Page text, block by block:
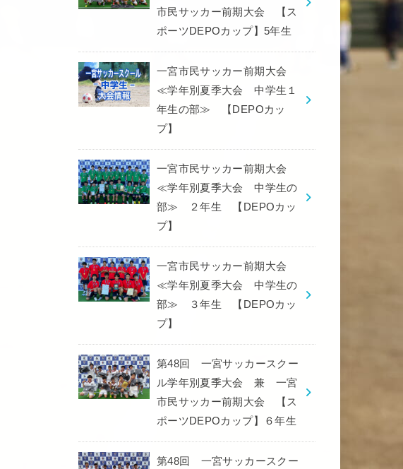
市民サッカー前期大会 【ス
ポーツDEPOカップ】5年生
一宮市民サッカー前期大会
≪学年別夏季大会 中学生１
年生の部≫ 【DEPOカッ
プ】
一宮市民サッカー前期大会
≪学年別夏季大会 中学生の
部≫ ２年生 【DEPOカッ
プ】
一宮市民サッカー前期大会
≪学年別夏季大会 中学生の
部≫ ３年生 【DEPOカッ
プ】
第48回 一宮サッカースクー
ル学年別夏季大会 兼 一宮
市民サッカー前期大会 【ス
ポーツDEPOカップ】６年生
第48回 一宮サッカースクー